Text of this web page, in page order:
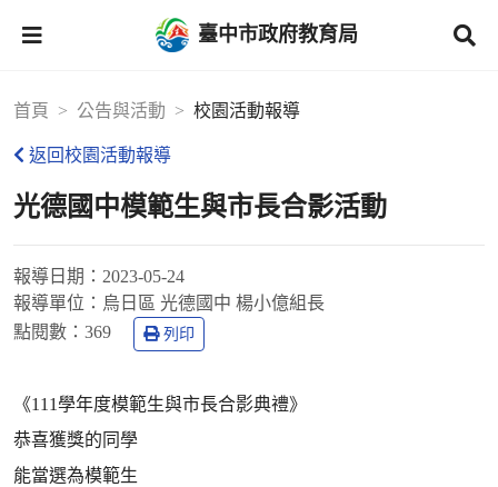
臺中市政府教育局
首頁 公告與活動 校園活動報導
返回校園活動報導
光德國中模範生與市長合影活動
報導日期： 2023-05-24
報導單位： 烏日區 光德國中 楊小億組長
點閱數： 369 列印
《111學年度模範生與市長合影典禮》
恭喜獲獎的同學
能當選為模範生